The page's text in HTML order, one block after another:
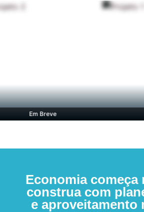
Em Breve
Economia começa
construa com
e aproveitamento